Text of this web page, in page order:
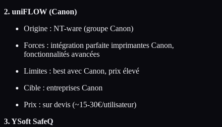
2. uniFLOW (Canon)
Origine : NT-ware (groupe Canon)
Forces : intégration parfaite imprimantes Canon,
fonctionnalités avancées
Limites : best avec Canon, prix élevé
Cible : entreprises Canon
Prix : sur devis (~15-30€/utilisateur)
3. YSoft SafeQ